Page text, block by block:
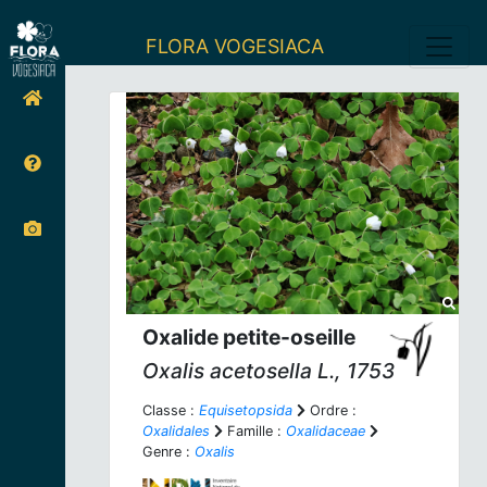
FLORA VOGESIACA
Oxalide petite-oseille
Oxalis acetosella L., 1753
Classe : Equisetopsida
Ordre :
Oxalidales
Famille : Oxalidaceae
Genre : Oxalis